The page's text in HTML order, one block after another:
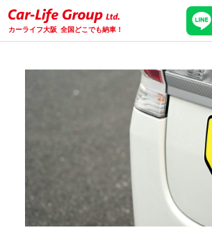
カーライフ大阪 全国どこでも納車！